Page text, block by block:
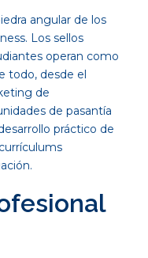
angular de los
Los sellos
operan como
todo, desde el
de
de pasantía
práctico de